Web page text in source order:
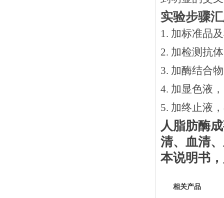
实验步骤
1. 加标准品
2. 加检测抗
3. 加酶结合
4. 加显色液
5. 加终止液
人脂肪酶
清、血清
本说明书 ，
相关产品